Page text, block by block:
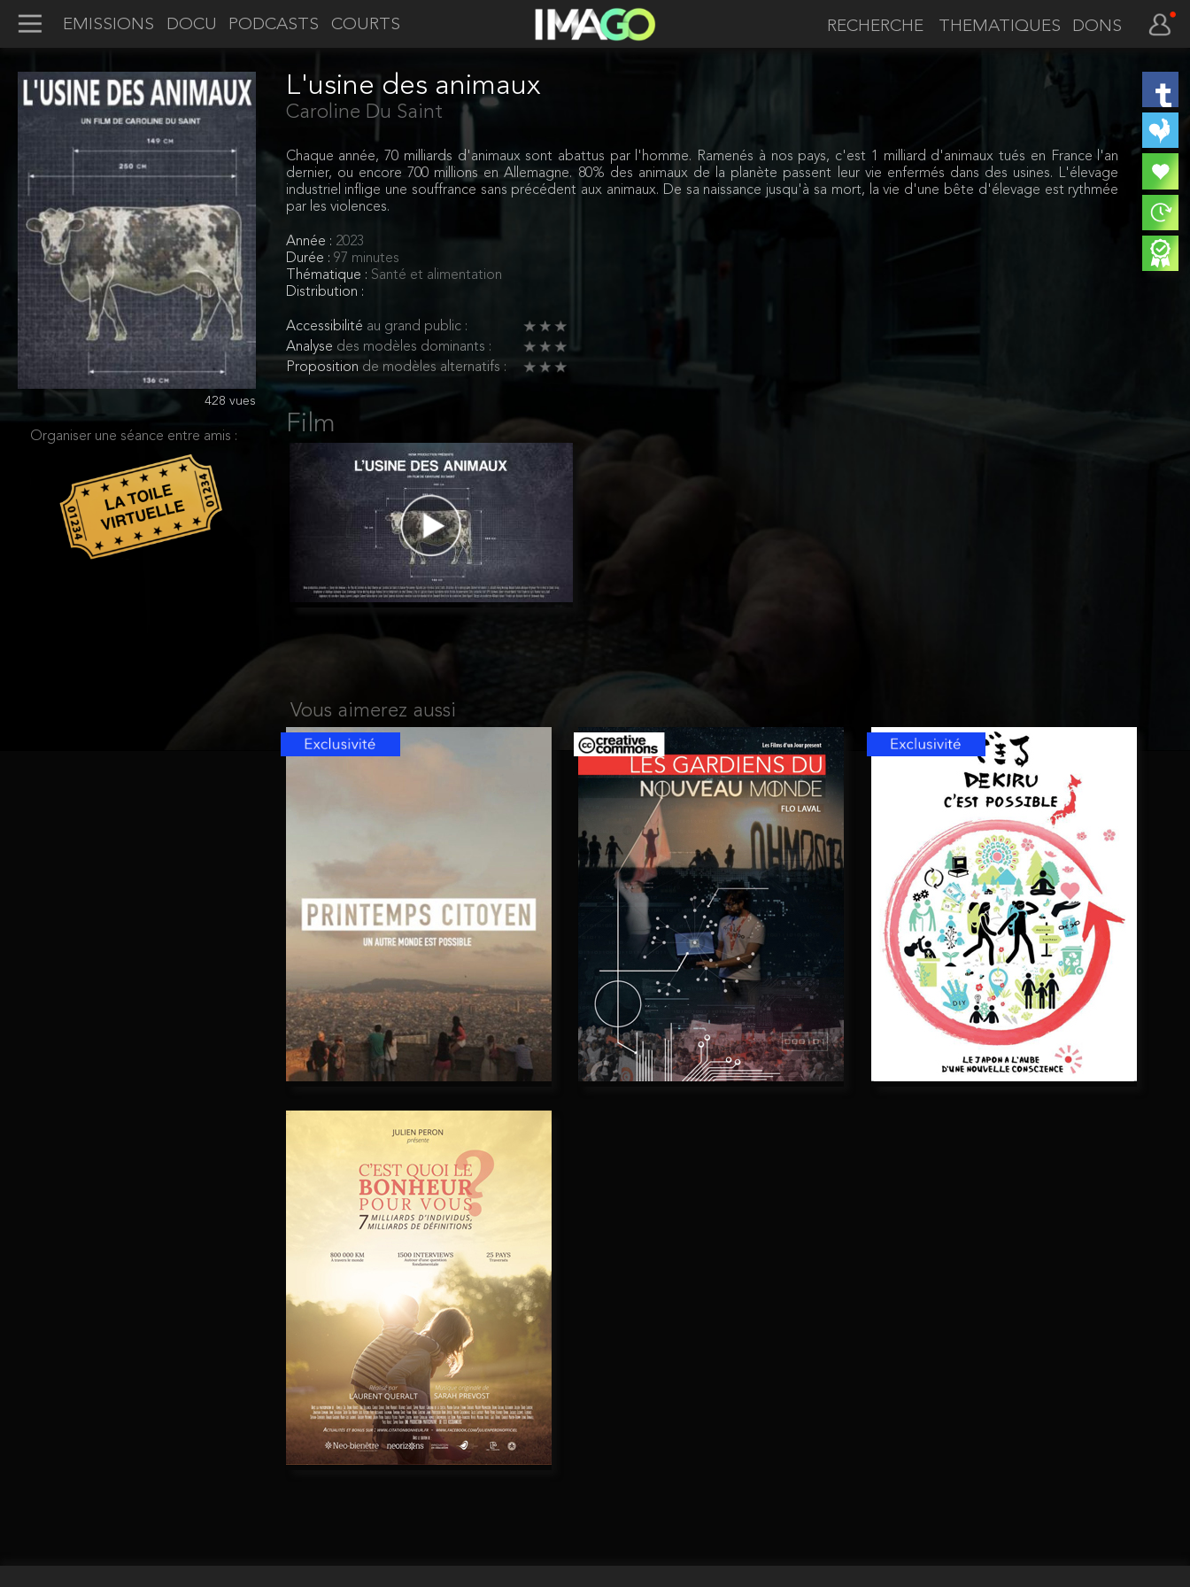
EMISSIONS DOCU PODCASTS COURTS THEMATIQUES DONS
Organiser une séance entre amis :
428 vues
L'usine des animaux
Caroline Du Saint
Chaque année, 70 milliards d'animaux sont abattus par l'homme. Ramenés à nos pays, c'est 1 milliard d'animaux tués en France l'an
dernier, ou encore 700 millions en Allemagne. 80% des animaux de la planète passent leur vie enfermés dans des usines. L'élevage
industriel inflige une souffrance sans précédent aux animaux. De sa naissance jusqu'à sa mort, la vie d'une bête d'élevage est rythmée
par les violences.
Année : 2023
Durée : 97 minutes
Thématique : Santé et alimentation
Distribution :
Accessibilité au grand public :
Analyse des modèles dominants :
Proposition de modèles alternatifs :
Film
Vous aimerez aussi